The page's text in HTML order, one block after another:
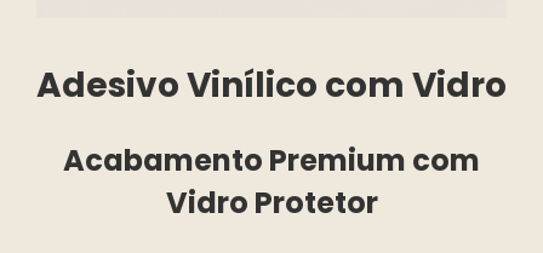
Adesivo Vinílico com Vidro
Acabamento Premium com
Vidro Protetor